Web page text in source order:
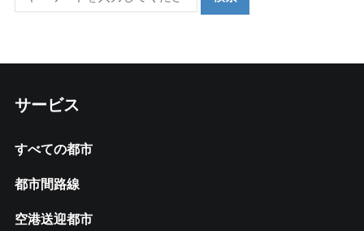
サービス
すべての都市
都市間路線
空港送迎都市